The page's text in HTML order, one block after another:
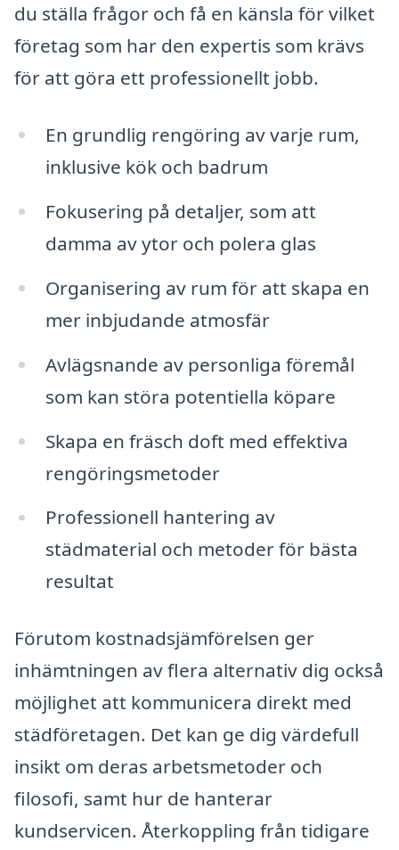
du ställa frågor och få en känsla för vilket
företag som har den expertis som krävs
för att göra ett professionellt jobb.
En grundlig rengöring av varje rum,
inklusive kök och badrum
Fokusering på detaljer, som att
damma av ytor och polera glas
Organisering av rum för att skapa en
mer inbjudande atmosfär
Avlägsnande av personliga föremål
som kan störa potentiella köpare
Skapa en fräsch doft med effektiva
rengöringsmetoder
Professionell hantering av
städmaterial och metoder för bästa
resultat
Förutom kostnadsjämförelsen ger
inhämtningen av flera alternativ dig också
möjlighet att kommunicera direkt med
städföretagen. Det kan ge dig värdefull
insikt om deras arbetsmetoder och
filosofi, samt hur de hanterar
kundservicen. Återkoppling från tidigare